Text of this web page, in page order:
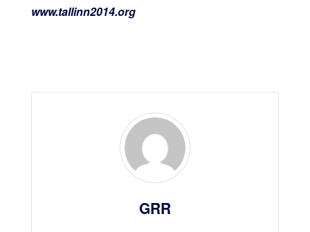
www.tallinn2014.org
GRR